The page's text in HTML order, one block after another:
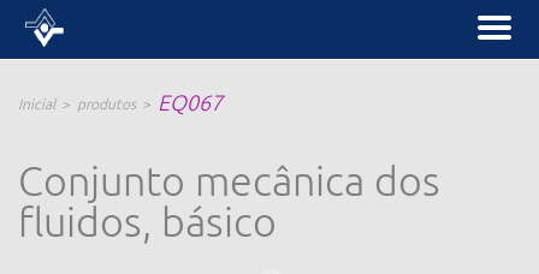
Inicial produtos EQ067
Conjunto mecânica dos
fluidos, básico